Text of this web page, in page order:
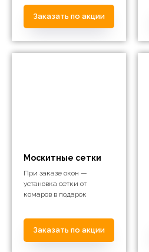
Заказать по акции
Москитные сетки
При заказе окон —
установка сетки от
комаров в подарок
Заказать по акции